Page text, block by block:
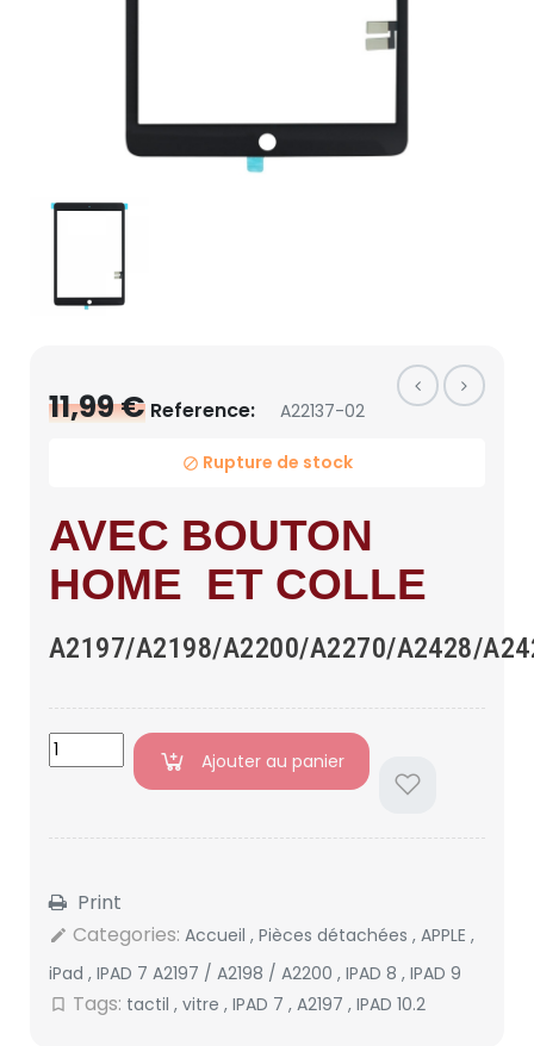
11,99 € Reference: A22137-02
 Rupture de stock
AVEC BOUTON
HOME ET COLLE
A2197/A2198/A2200/A2270/A2428/
Ajouter au panier
Print
edit Categories: Accueil , Pièces détachées , APPLE ,
iPad , IPAD 7 A2197 / A2198 / A2200 , IPAD 8 , IPAD 9
bookmark_border Tags: tactil , vitre , IPAD 7 , A2197 , IPAD 10.2